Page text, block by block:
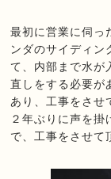
最初に営業に伺っ
ンダのサイディン
て、内部まで水が
直しをする必要が
あり、工事をさせ
２年ぶりに声を
で、工事をさせて